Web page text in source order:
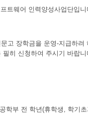
트웨어 인력양성사업단입니
고 장학금을 운영-지급하려
필히 신청하여 주시기 바랍니
학부 전 학년(휴학생 , 학기